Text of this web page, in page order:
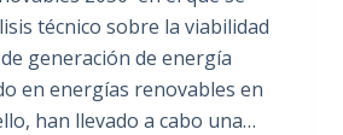
técnico sobre la viabilidad
generación de energía
en energías renovables en
han llevado a cabo una…